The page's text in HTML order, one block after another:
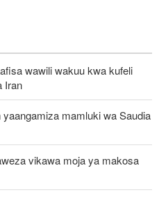
wawili wakuu kwa kufeli
Iran
mamluki wa Saudia
vikawa moja ya makosa